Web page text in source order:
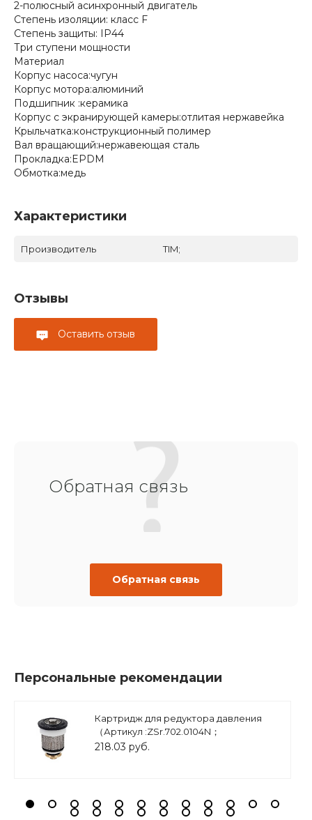
2-полюсный асинхронный двигатель
Степень изоляции: класс F
Степень защиты: IP44
Три ступени мощности
Материал
Корпус насоса:чугун
Корпус мотора:алюминий
Подшипник :керамика
Корпус с экранирующей камеры:отлитая нержавейка
Крыльчатка:конструкционный полимер
Вал вращающий:нержавеющая сталь
Прокладка:EPDM
Обмотка:медь
Характеристики
Производитель TIM;
Отзывы
Оставить отзыв
Обратная связь
Обратная связь
Персональные рекомендации
Картридж для редуктора давления
（Артикул :ZSr.702.0104N；
ZSr.702.0105N ), арт.ZSr.700.0201
218.03 руб.